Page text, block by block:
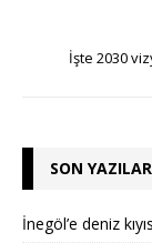
İşte 2030
SON YAZILAR
İnegöl’e deniz